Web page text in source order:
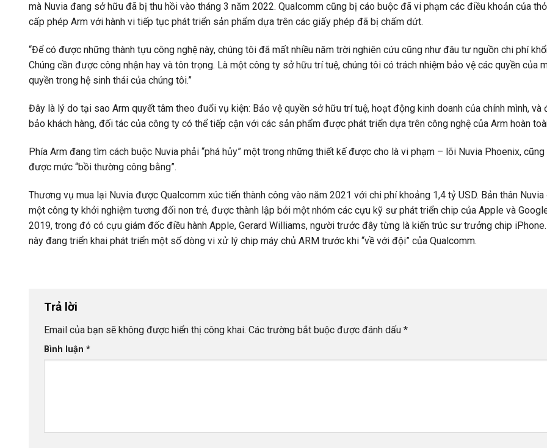
mà Nuvia đang sở hữu đã bị thu hồi vào tháng 3 năm 2022. Qualcomm cũng bị cáo buộc đã vi phạm các điều khoản của
cấp phép Arm với hành vi tiếp tục phát triển sản phẩm dựa trên các giấy phép đã bị chấm dứt.
“Để có được những thành tựu công nghệ này, chúng tôi đã mất nhiều năm trời nghiên cứu cũng như đâu tư nguồn chi phí
Chúng cần được công nhận hay và tôn trọng. Là một công ty sở hữu trí tuệ, chúng tôi có trách nhiệm bảo vệ các quyền của
quyền trong hệ sinh thái của chúng tôi.”
Đây là lý do tại sao Arm quyết tâm theo đuổi vụ kiện: Bảo vệ quyền sở hữu trí tuệ, hoạt động kinh doanh của chính mình, và
bảo khách hàng, đối tác của công ty có thể tiếp cận với các sản phẩm được phát triển dựa trên công nghệ của Arm hoàn
Phía Arm đang tìm cách buộc Nuvia phải “phá hủy” một trong những thiết kế được cho là vi phạm – lõi Nuvia Phoenix, cũng
được mức “bồi thường công bằng”.
Thương vụ mua lại Nuvia được Qualcomm xúc tiến thành công vào năm 2021 với chi phí khoảng 1,4 tỷ USD. Bản thân Nuvia
một công ty khởi nghiệm tương đối non trẻ, được thành lập bởi một nhóm các cựu kỹ sư phát triển chip của Apple và
2019, trong đó có cựu giám đốc điều hành Apple, Gerard Williams, người trước đây từng là kiến trúc sư trưởng chip
này đang triển khai phát triển một số dòng vi xử lý chip máy chủ ARM trước khi “về với đội” của Qualcomm.
Trả lời
Email của bạn sẽ không được hiển thị công khai. Các trường bắt buộc được đánh dấu *
Bình luận *